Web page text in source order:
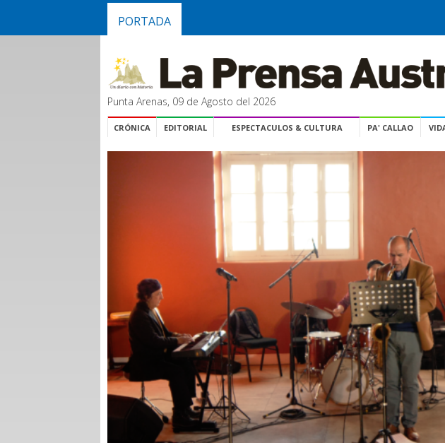
PORTADA
Punta Arenas, 09 de Agosto del 2026
CRÓNICA EDITORIAL ESPECTACULOS & CULTURA PA' CALLAO